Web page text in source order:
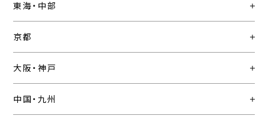
東海・中部
京都
大阪・神戸
中国・九州